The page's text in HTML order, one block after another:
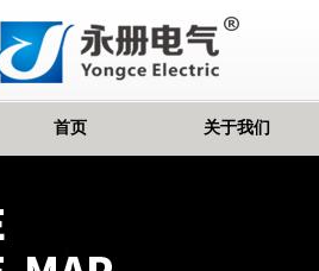
首页 关于我们